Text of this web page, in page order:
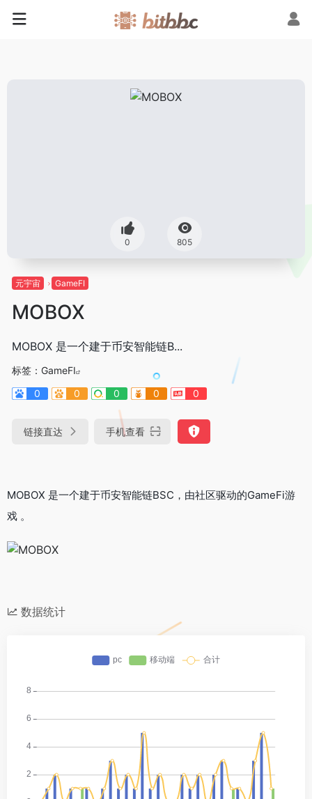
0 805
元宇宙 GameFI
MOBOX
MOBOX 是一个建于币安智能链B...
标签： GameFI
0
0 0 0 0
链接直达 手机查看
MOBOX 是一个建于币安智能链BSC，由社区驱动的GameFi游
戏 。
数据统计